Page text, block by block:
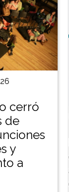
cerró
de
y
a